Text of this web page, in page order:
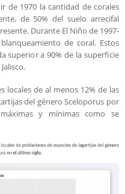
de 1970 la cantidad de corales
de 50% del suelo arrecifal
Durante El Niño de 1997-
de coral. Estos
superior a 90% de la superficie
locales de al menos 12% de las
del género Sceloporus por
y mínimas como se